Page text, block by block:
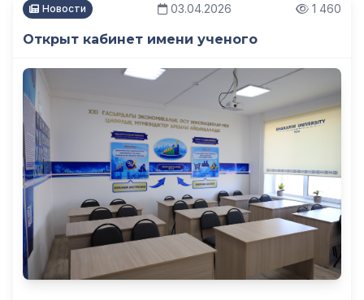
Новости 03.04.2026 1 460
Открыт кабинет имени ученого